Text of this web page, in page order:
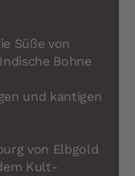
Süße von
Bohne
und kantigen
von Elbgold
Kult-